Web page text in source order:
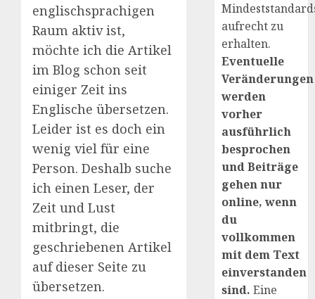
englischsprachigen
Raum aktiv ist,
möchte ich die Artikel
im Blog schon seit
einiger Zeit ins
Englische übersetzen.
Leider ist es doch ein
wenig viel für eine
Person. Deshalb suche
ich einen Leser, der
Zeit und Lust
mitbringt, die
geschriebenen Artikel
auf dieser Seite zu
übersetzen.
aufrecht zu
erhalten.
Eventuelle
Veränderungen
werden
vorher
ausführlich
besprochen
und Beiträge
gehen nur
online, wenn
du
vollkommen
mit dem Text
einverstanden
sind. Eine